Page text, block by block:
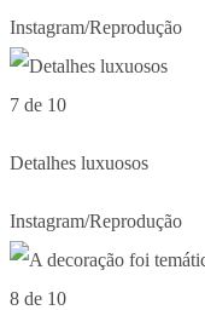
Instagram/Reprodução
7 de 10
Detalhes luxuosos
Instagram/Reprodução
8 de 10